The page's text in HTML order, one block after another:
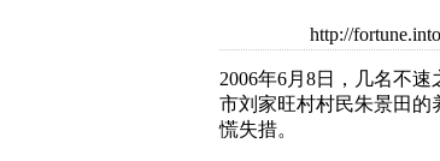
http://
2006年6月8日，几名不
市刘家旺村村民朱景田的
慌失措。